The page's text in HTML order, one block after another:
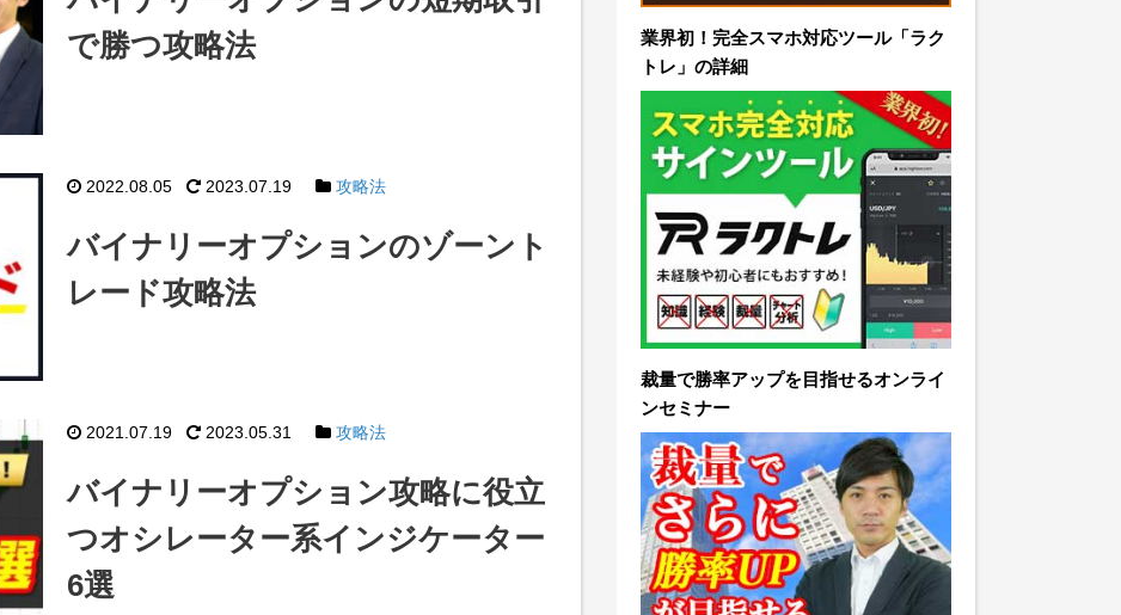
で勝つ攻略法
2022.08.05 2023.07.19 攻略法
バイナリーオプションのゾーント
レード攻略法
2021.07.19 2023.05.31 攻略法
バイナリーオプション攻略に役立
つオシレーター系インジケーター
6選
業界初！完全スマホ対応ツール「ラク
トレ」の詳細
裁量で勝率アップを目指せるオンライ
ンセミナー